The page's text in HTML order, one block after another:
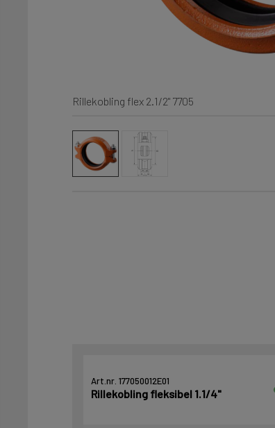
Rillekobling flex 2.1/2" 7705
Art.nr. 177050012E01
Rillekobling fleksibel 1.1/4"